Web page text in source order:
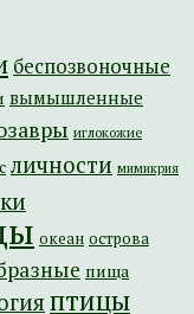
беспозвоночные
вымышленные
иглокожие
личности мимикрия
океан острова
пища
птицы